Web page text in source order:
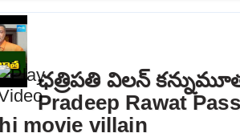
ఛత్రిపతి విలన్
Pradeep Rawat
movie villain